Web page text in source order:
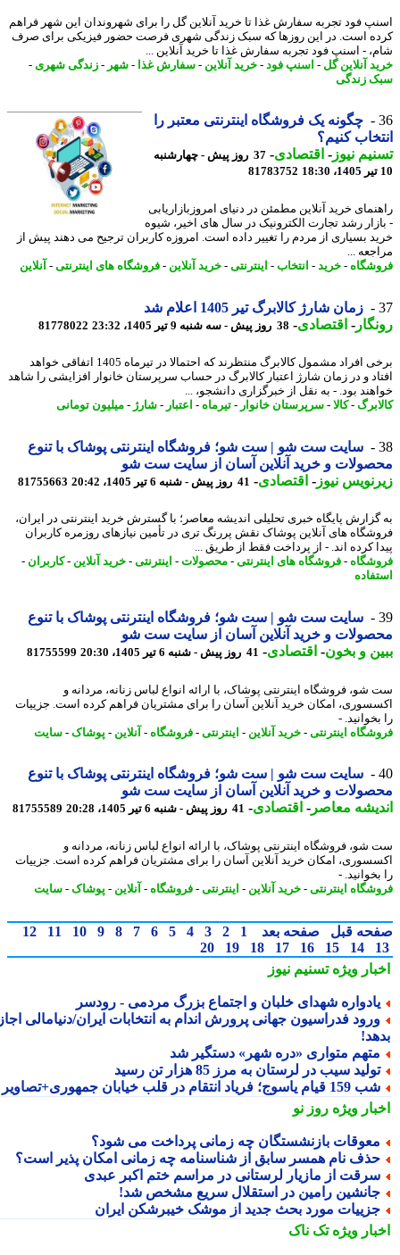
فود تجربه سفارش غذا تا خرید آنلاین گل را برای شهروندان این شهر فراهم
است. در این روزها که سبک زندگی شهری فرصت حضور فیزیکی برای صرف
- اسنپ فود تجربه سفارش غذا تا خرید آنلاین ...
آنلاین گل-اسنپ فود-خرید آنلاین-سفارش غذا-شهر -زندگی شهری-
زندگی
چگونه یک فروشگاه اینترنتی معتبر را
کنیم؟
نیوز-اقتصادی-
37 روز پیش - چهارشنبه
81783752
خرید آنلاین مطمئن در دنیای امروزبازاریابی
رشد تجارت الکترونیک در سال های اخیر، شیوه
بسیاری از مردم را تغییر داده است. امروزه کاربران ترجیح می دهند پیش از
...
-خرید- انتخاب-اینترنتی-خرید آنلاین-فروشگاه های اینترنتی-آنلاین
زمان شارژ کالابرگ تیر 1405 اعلام شد
-اقتصادی-38 روز پیش - سه شنبه 9 تیر 1405، 23:32 81778022
برخی افراد مشمول کالابرگ منتظرند که احتمالا در تیرماه 1405 اتفاقی خواهد
و در زمان شارژ اعتبار کالابرگ در حساب سرپرستان خانوار افزایشی را شاهد
بود. - به نقل از خبرگزاری دانشجو، ...
- کالا -سرپرستان خانوار-تیرماه-اعتبار-شارژ-میلیون تومانی
سایت ست شو | ست شو؛ فروشگاه اینترنتی پوشاک با تنوع
و خرید آنلاین آسان از سایت ست شو
نیوز-اقتصادی-41 روز پیش - شنبه 6 تیر 1405، 20:42 81755663
پایگاه خبری تحلیلی اندیشه معاصر؛ با گسترش خرید اینترنتی در ایران،
های آنلاین پوشاک نقش پررنگ تری در تأمین نیازهای روزمره کاربران
کرده اند. - از پرداخت فقط از طریق ...
-فروشگاه های اینترنتی-محصولات-اینترنتی-خرید آنلاین-کاربران -
سایت ست شو | ست شو؛ فروشگاه اینترنتی پوشاک با تنوع
و خرید آنلاین آسان از سایت ست شو
و بخون-اقتصادی-41 روز پیش - شنبه 6 تیر 1405، 20:30 81755599
فروشگاه اینترنتی پوشاک، با ارائه انواع لباس زنانه، مردانه و
امکان خرید آنلاین آسان را برای مشتریان فراهم کرده است. جزییات
-
اینترنتی-خرید آنلاین-اینترنتی-فروشگاه-آنلاین-پوشاک-سایت
سایت ست شو | ست شو؛ فروشگاه اینترنتی پوشاک با تنوع
و خرید آنلاین آسان از سایت ست شو
معاصر-اقتصادی-41 روز پیش - شنبه 6 تیر 1405، 20:28 81755589
فروشگاه اینترنتی پوشاک، با ارائه انواع لباس زنانه، مردانه و
امکان خرید آنلاین آسان را برای مشتریان فراهم کرده است. جزییات
-
اینترنتی-خرید آنلاین-اینترنتی-فروشگاه-آنلاین-پوشاک-سایت
قبل صفحه بعد 1
2
3
4
5
6
7
8
9
10
11
12
14
15
16
17
18
19
20
ویژهتسنیم نیوز
شهدای خلبان و اجتماع بزرگ مردمی - رودسر
فدراسیون جهانی پرورش اندام به انتخابات ایران/دنیامالی اجازه
متواری «دره شهر» دستگیر شد
سیب در لرستان به مرز 85 هزار تن رسید
یاسوج؛ فریاد انتقام در قلب خیابان جمهوری+تصاویر
ویژهروز نو
بازنشستگان چه زمانی پرداخت می شود؟
نام همسر سابق از شناسنامه چه زمانی امکان پذیر است؟
از مازیار لرستانی در مراسم ختم اکبر عبدی
رامین در استقلال سریع مشخص شد!
مورد بحث جدید از موشک خیبرشکن ایران
ویژهتک ناک